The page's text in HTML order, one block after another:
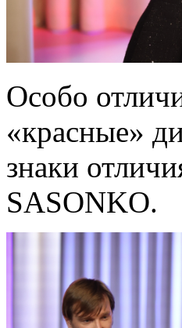
Особо
«красные»
знаки
SASONKO.